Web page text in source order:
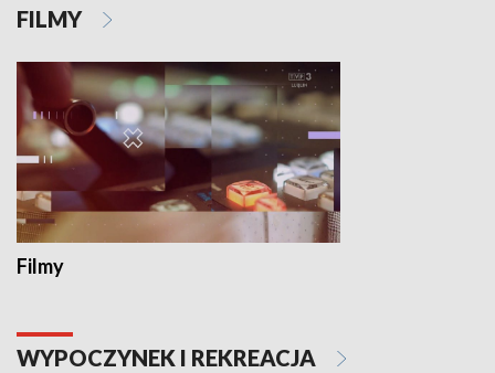
FILMY
Filmy
WYPOCZYNEK I REKREACJA